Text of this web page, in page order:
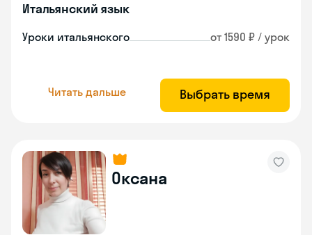
Итальянский язык
Уроки итальянского от 1590 ₽ / урок
Читать дальше Выбрать время
Оксана